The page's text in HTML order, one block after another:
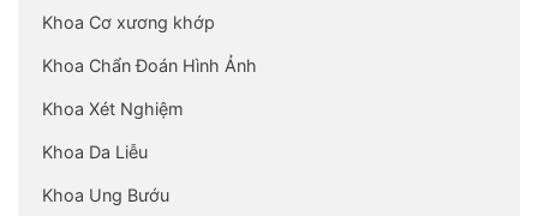
Chẩn đoán chính xác nguyên nhân của
vấn đề: do chấn thương, lối sống. tư
chấn thương hoặc lần phẫu thuật trước
với các triệu chứng bằng kỹ thuật
Khoa Cơ xương khớp
Khoa Chẩn Đoán Hình Ảnh
Khoa Xét Nghiệm
Khoa Da Liễu
Khoa Ung Bướu